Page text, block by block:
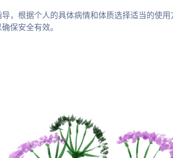
，根据个人的具体病情和体质选择适当的使
保安全有效。